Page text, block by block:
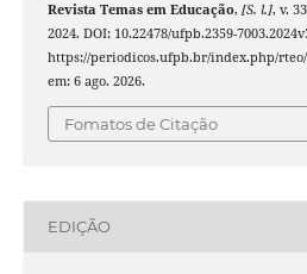
Revista Temas em Educação, [S. l.], v.
2024. DOI: 10.22478/ufpb.2359-
https://periodicos.ufpb.br/index.php/rteo/
em: 6 ago. 2026.
Fomatos de Citação
EDIÇÃO